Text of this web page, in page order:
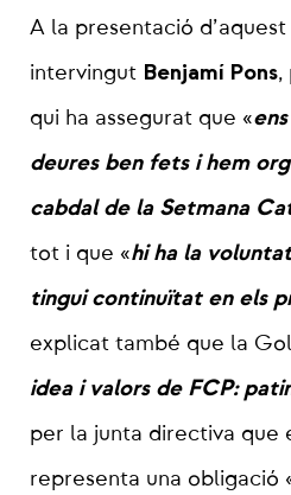
A la presentació
intervingut Benjamí Pons,
qui ha assegurat que «
deures ben fets i hem
cabdal de la Setmana
tot i que «hi ha la
tingui continuïtat en els
explicat també que la
idea i valors de FCP:
per la junta directiva que
representa una obligació